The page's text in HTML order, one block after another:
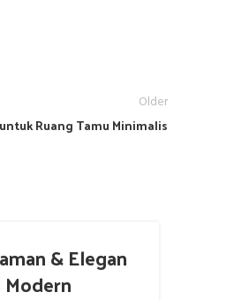
Older
Ruang Tamu Minimalis
& Elegan